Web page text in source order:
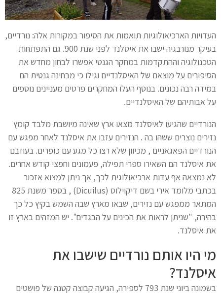
העדויות הארכיאולוגיות תואמות את הסיפור במקורות אלה: נורדיים,
בעיקר מנורבגיה ישבו את איסלנד לפני שנת 900. גם התפתחות
הטכנולוגיה וההתקדמות במחקר הגנטי אפשרו לבחון מחדש את
הסיפורים על מוצאם של האיסלנדיים וגילו כי מבחינה גנטית הם
במידה רבה נכונים. בנוסף העלו המחקרים פרטים מעניינים נוספים
על אבותיהם של האיסלנדיים.
הנורדיים שהגיעו לאיסלנד מצאו ארץ שאינה מיושבת מלבד קומץ
נזירים נוצרים ששהו בה . הנזירים עזבו את איסלנד לאחר מפגש עם
הנורדיים הפאגאניים , מכיוון שלא רצו כל מגע עם כופרים. בעוזבם
את איסלנד הם השאירו ספרי תפילה, פעמונים וחפצי קודש אחרים.
לא נמצאה אף עדות ארכיאולוגית לכך, אך ניתן למצוא אזכור
בכתבי מלומד אירי בשם דיקוילוס (Dicuilus) , בספר משנת 825
המתאר ממפגש עם נזירים, שבאו מארץ שבה השמש בקיץ כל כך
בהירה, "שניתן לראות את הכינים על הבגדים". יש המזהים בארץ זו
את איסלנד.
מי היו אותם נורדיים שישבו את
איסלנד?
בשמונה ביוני שנת 793 לספירה, הגיעה קבוצה קטנה של פושטים